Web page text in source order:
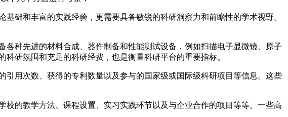
础和丰富的实践经验，更需要具备敏锐的科研洞察力和前瞻性的学术视野。
种先进的材料合成、器件制备和性能测试设备，例如扫描电子显微镜、原子
研氛围和充足的科研经费，也是衡量科研平台的重要指标。
用次数、获得的专利数量以及参与的国家级或国际级科研项目等信息。这些
的教学方法、课程设置、实习实践环节以及与企业合作的项目等等。一些高